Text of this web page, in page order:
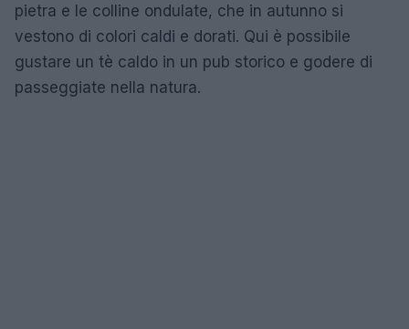
pietra e le colline ondulate, che in autunno si
vestono di colori caldi e dorati. Qui è possibile
gustare un tè caldo in un pub storico e godere di
passeggiate nella natura.